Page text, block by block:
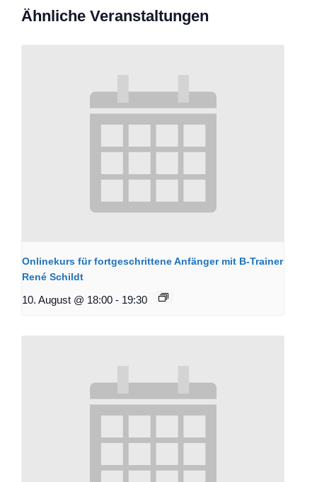
Ähnliche Veranstaltungen
Onlinekurs für fortgeschrittene Anfänger mit B-Trainer
René Schildt
10. August @ 18:00 - 19:30